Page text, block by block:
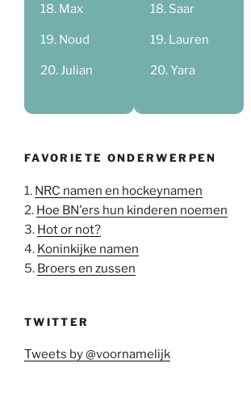
Max
Noud
Julian
Saar
Lauren
Yara
FAVORIETE ONDERWERPEN
1. NRC namen en hockeynamen
2. Hoe BN'ers hun kinderen noemen
3. Hot or not?
4. Koninkijke namen
5. Broers en zussen
TWITTER
Tweets by @voornamelijk